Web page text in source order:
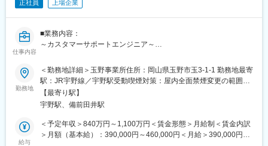
■業務のやりがい：
とができる。
・ＩＴ側面からエンジンの稼働を支えることができる。
■部署の魅力・アピールポイント：
・アフターサービスに関わる技術対応を一手に担う部署です。業
務内容は多岐にわたっており、分業体制で業務を行っています。
・技術的な知見をお持ちの方であれば、活躍できる場面が数多く
あり、即戦力として活躍できる環境です。
・ダイバーシティの拡大にも積極的に取り組んでいます。
正社員 上場企業
仕事内容
■業務内容：
～カスタマーサポートエンジニア～
＜担当＞
舶用エンジン及び周辺機器のアフターサービス業務
＜出張＞
・頻度／期間：担当業務にもよるが、多い人で年4～5回。1日～1
週間/回
・エリア：国内沿岸都市（日本全国）、海外（中国、香港、台
勤務地
＜勤務地詳細＞玉野事業所住所：岡山県玉野市玉3-1-1 勤務地最寄
駅：JR宇野線／宇野駅受動喫煙対策：屋内全面禁煙変更の範囲：
会社の定める事業所
【最寄り駅】
宇野駅、備前田井駅
給与
＜予定年収＞840万円～1,100万円＜賃金形態＞月給制＜賃金内訳
＞月額（基本給）：390,000円～460,000円＜月給＞390,000円～